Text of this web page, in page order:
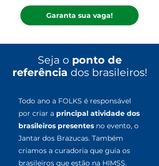
Garanta sua vaga!
Seja oponto de
referência dos brasileiros!
Todo ano a FOLKS é responsável
por criar a principal atividade dos
brasileiros presentes no evento, o
Jantar dos Brazucas. Também
criamos a curadoria que guia os
brasileiros que estão na HIMSS.